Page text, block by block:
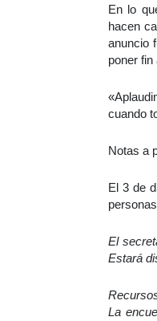
En lo
hacen
anuncio
poner fin
cuando
Notas a
El 3 de
El
Estará
La